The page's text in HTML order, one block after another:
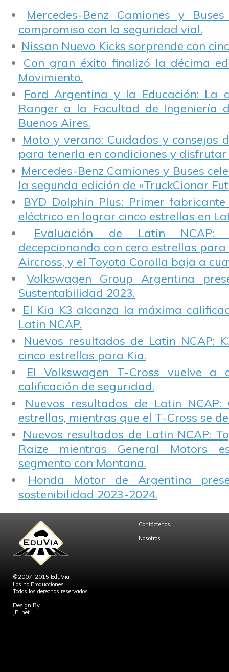
Vial”.
Mercedes-Benz Camiones y
compromiso con la seguridad vial.
Nissan Nuevo Kicks sorprende con
Con gran éxito finalizó la décima
Movimiento.
Ford Argentina y la Educación: La
Ranger a la Facultad de Ingeniería
Buenos Aires.
Moto y verano: Cuidados y consejos
para tenerla en condiciones y disfrutar
Mercedes-Benz Camiones y Buses
la segunda edición de «TruckCionar
BYD Dolphin Plus: Primer
eléctrico en lograr cinco estrellas en
Evaluación de Latin NCAP:
decepcionando con cero estrellas para
Aircross, y el Toyota Corolla baja a
Volkswagen Group Argentina
Sustentabilidad 2023.
El Kia K3 alcanza la máxima
Latin NCAP.
Nuevos resultados de Latin NCAP:
cinco estrellas para Kia.
El Volkswagen T-Cross vuelve a
calificación de seguridad.
Nuevos resultados de Latin NCAP:
estrellas, mientras que el T-Cross se
Nuevos resultados de Latin NCAP:
Raize mientras General Motors
segmento con Montana.
Honda Motor de Argentina
sostenibilidad 2023-2024.
©2007-2015 EduVia
Losino Producciones
Todos los derechos reservados.
Design By
JPLnet
Contáctenos
Nosotros